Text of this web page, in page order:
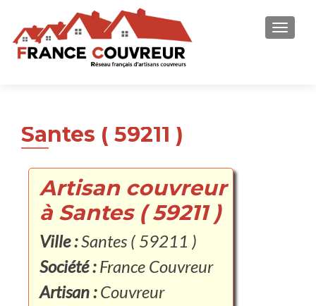
Santes ( 59211 )
Artisan couvreur
à Santes ( 59211 )
Ville :Santes ( 59211 )
Société :France Couvreur
Artisan :Couvreur